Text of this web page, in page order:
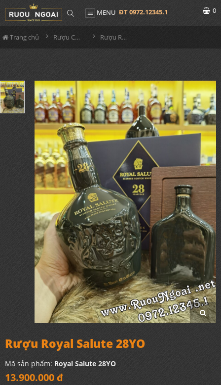
MENU ĐT 0972.12345.1 0
Trang chủ Rượu Chivas Rượu Royal Salute 28YO
Rượu Royal Salute 28YO
Mã sản phẩm: Royal Salute 28YO
13.900.000 đ